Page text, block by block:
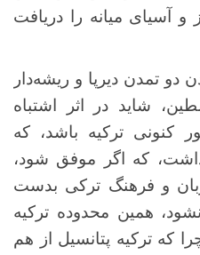
آسیای میانه را دریافت
دو تمدن دیرپا و ریشه‌دار
شاید در اثر اشتباه
کنونی ترکیه باشد، که
که اگر موفق شود،
زبان و فرهنگ ترکی بدست
همین محدوده ترکیه
که ترکیه پتانسیل از هم